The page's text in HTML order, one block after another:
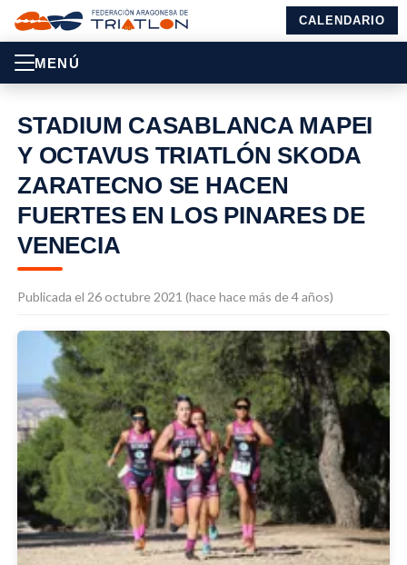
CALENDARIO
MENÚ
STADIUM CASABLANCA MAPEI
Y OCTAVUS TRIATLÓN SKODA
ZARATECNO SE HACEN
FUERTES EN LOS PINARES DE
VENECIA
Publicada el 26 octubre 2021 (hace hace más de 4 años)